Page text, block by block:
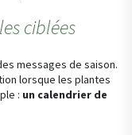
ciblées
messages de saison.
lorsque les plantes
: un calendrier de